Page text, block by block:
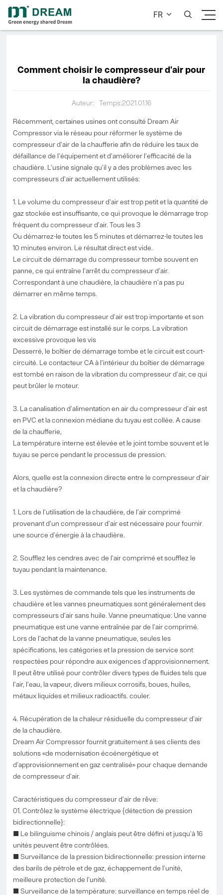
FR  
Comment choisir le compresseur d'air pour
la chaudière?
Auteur: Temps:2021.01.16
Récemment, certaines usines ont consulté Dream Air
Compressor via le réseau pour réformer le système de
compresseur d'air de la chaufferie afin de réduire les taux de
défaillance de l'équipement et d'améliorer l'efficacité de la
chaudière. L'usine signale qu'il y a des problèmes avec les
compresseurs d'air actuellement utilisés:
1. Le volume du compresseur d'air est trop petit et la quantité de
gaz stockée est insuffisante, ce qui provoque le démarrage trop
fréquent du compresseur d'air. Tous les 3
Ou démarrez-le toutes les 5 minutes et démarrez-le toutes les
10 minutes environ. Le résultat direct est vide.
Le circuit de démarrage du compresseur tombe souvent en
panne, ce qui entraîne l'arrêt du compresseur d'air.
Correspondant à une chaudière, la chaudière n'a pas pu
démarrer en même temps.
2. La vibration du compresseur d'air est trop importante et son
circuit de démarrage est installé sur le corps. La vibration
excessive provoque les vis
Desserré, le boîtier de démarrage tombe et le circuit est court-
circuité. Le contacteur CA à l'intérieur du boîtier de démarrage
est tombé en raison de la vibration du compresseur d'air, ce qui
peut brûler le moteur.
3. La canalisation d'alimentation en air du compresseur d'air est
en PVC et la connexion médiane du tuyau est collée. A cause
de la chaufferie,
La température interne est élevée et le joint tombe souvent et le
tuyau se perce pendant le processus de pression.
Alors, quelle est la connexion directe entre le compresseur d'air
et la chaudière?
1. Lors de l'utilisation de la chaudière, de l'air comprimé
provenant d'un compresseur d'air est nécessaire pour fournir
une source d'énergie à la chaudière.
2. Soufflez les cendres avec de l'air comprimé et soufflez le
tuyau pendant la maintenance.
3. Les systèmes de commande tels que les instruments de
chaudière et les vannes pneumatiques sont généralement des
compresseurs d'air sans huile. Vanne pneumatique: Une vanne
pneumatique est une vanne entraînée par de l'air comprimé.
Lors de l'achat de la vanne pneumatique, seules les
spécifications, les catégories et la pression de service sont
respectées pour répondre aux exigences d'approvisionnement.
Il peut être utilisé pour contrôler divers types de fluides tels que
l'air, l'eau, la vapeur, divers milieux corrosifs, boues, huiles,
métaux liquides et milieux radioactifs. couler.
4. Récupération de la chaleur résiduelle du compresseur d'air
de la chaudière.
Dream Air Compressor fournit gratuitement à ses clients des
solutions «de modernisation écoénergétique et
d'approvisionnement en gaz centralisé» pour chaque demande
de compresseur d'air.
Caractéristiques du compresseur d'air de rêve:
01. Contrôlez le système électrique {détection de pression
bidirectionnelle}:
■ Le bilinguisme chinois / anglais peut être défini et jusqu'à 16
unités peuvent être contrôlées.
■ Surveillance de la pression bidirectionnelle: pression interne
des barils de pétrole et de gaz, échappement de l'unité,
meilleure protection de l'unité.
■ Surveillance de la température: surveillance en temps réel de